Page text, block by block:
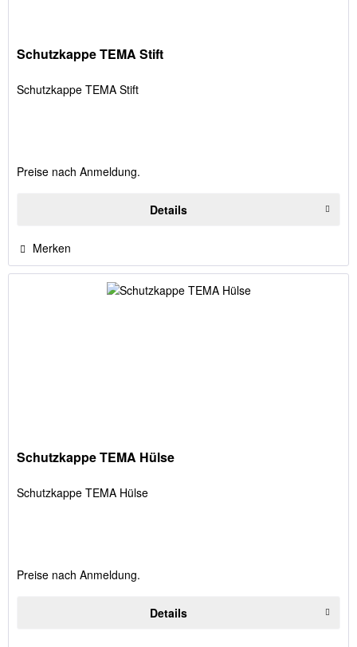
Schutzkappe TEMA Stift
Schutzkappe TEMA Stift
Preise nach Anmeldung.
Details
Merken
Schutzkappe TEMA Hülse
Schutzkappe TEMA Hülse
Preise nach Anmeldung.
Details